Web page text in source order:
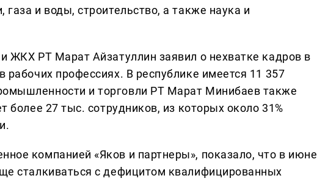
газа и воды, строительство, а также наука и
ЖКХ РТ Марат Айзатуллин заявил о нехватке кадров в
рабочих профессиях. В республике имеется 11 357
и торговли РТ Марат Минибаев также
более 27 тыс. сотрудников, из которых около 31%
компанией «Яков и партнеры», показало, что в июне
сталкиваться с дефицитом квалифицированных